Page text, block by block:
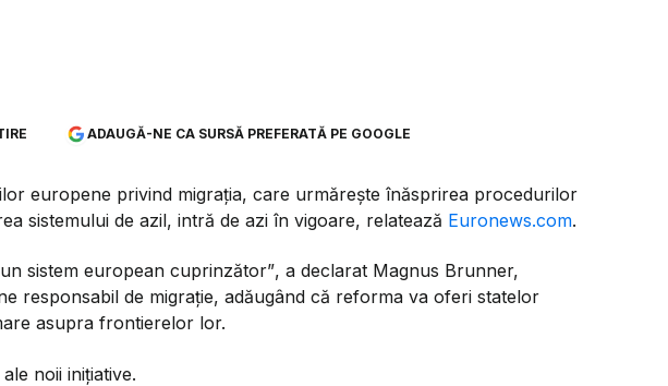
ADAUGĂ-NE CA SURSĂ PREFERATĂ PE GOOGLE
europene privind migrația, care urmărește înăsprirea procedurilor
sistemului de azil, intră de azi în vigoare, relatează Euronews.com.
sistem european cuprinzător”, a declarat Magnus Brunner,
responsabil de migrație, adăugând că reforma va oferi statelor
asupra frontierelor lor.
noii inițiative.